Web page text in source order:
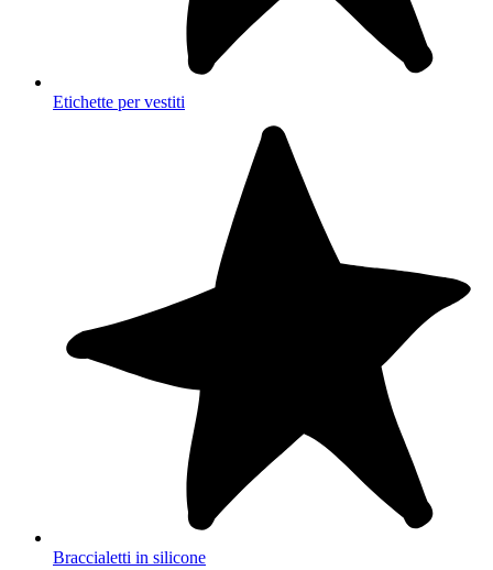
Etichette per vestiti
Braccialetti in silicone